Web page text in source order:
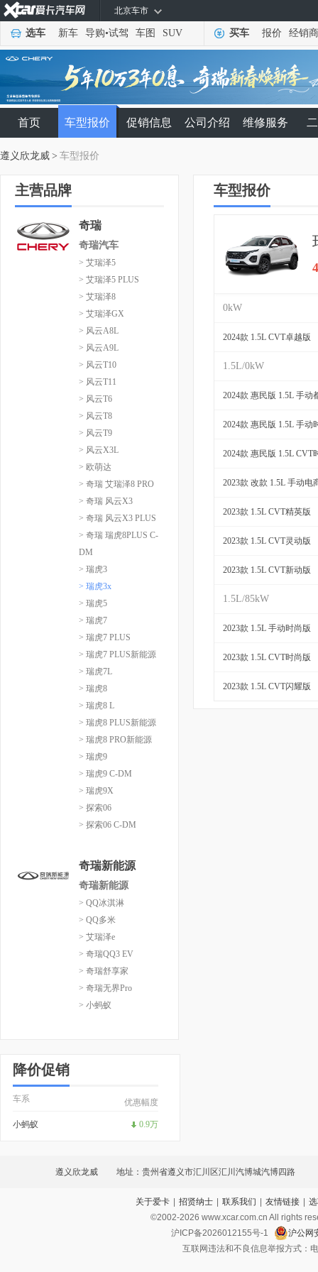
北京车市
选车 新车 导购•试驾 车图 SUV 买车 报价 经销商
首页 车型报价 促销信息 公司介绍 维修服务
遵义欣龙威 > 车型报价
主营品牌
奇瑞
奇瑞汽车
> 艾瑞泽5
> 艾瑞泽5 PLUS
> 艾瑞泽8
> 艾瑞泽GX
> 风云A8L
> 风云A9L
> 风云T10
> 风云T11
> 风云T6
> 风云T8
> 风云T9
> 风云X3L
> 欧萌达
> 奇瑞 艾瑞泽8 PRO
> 奇瑞 风云X3
> 奇瑞 风云X3 PLUS
> 奇瑞 瑞虎8PLUS C-
DM
> 瑞虎3
> 瑞虎3x
> 瑞虎5
> 瑞虎7
> 瑞虎7 PLUS
> 瑞虎7 PLUS新能源
> 瑞虎7L
> 瑞虎8
> 瑞虎8 L
> 瑞虎8 PLUS新能源
> 瑞虎8 PRO新能源
> 瑞虎9
> 瑞虎9 C-DM
> 瑞虎9X
> 探索06
> 探索06 C-DM
奇瑞新能源
奇瑞新能源
> QQ冰淇淋
> QQ多米
> 艾瑞泽e
> 奇瑞QQ3 EV
> 奇瑞舒享家
> 奇瑞无界Pro
> 小蚂蚁
降价促销
车系 优惠幅度
小蚂蚁 0.9万
车型报价
0kW
2024款 1.5L CVT卓越版
1.5L/0kW
2024款 惠民版 1.5L 手动
2024款 惠民版 1.5L 手动
2024款 惠民版 1.5L CVT
2023款 改款 1.5L 手动电
2023款 1.5L CVT精英版
2023款 1.5L CVT灵动版
2023款 1.5L CVT新动版
1.5L/85kW
2023款 1.5L 手动时尚版
2023款 1.5L CVT时尚版
2023款 1.5L CVT闪耀版
遵义欣龙威 地址：贵州省遵义市汇川区汇川汽博城汽博四路
关于爱卡 | 招贤纳士 | 联系我们 | 友情链接 |
©2002-2026 www.xcar.com.cn All rights
沪ICP备2026012155号-1
沪公网
互联网违法和不良信息举报方式：